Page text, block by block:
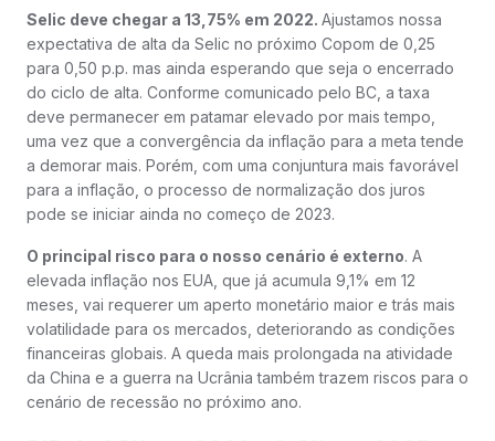
Selic deve chegar a 13,75% em 2022. Ajustamos nossa
expectativa de alta da Selic no próximo Copom de 0,25
para 0,50 p.p. mas ainda esperando que seja o encerrado
do ciclo de alta. Conforme comunicado pelo BC, a taxa
deve permanecer em patamar elevado por mais tempo,
uma vez que a convergência da inflação para a meta tende
a demorar mais. Porém, com uma conjuntura mais favorável
para a inflação, o processo de normalização dos juros
pode se iniciar ainda no começo de 2023.
O principal risco para o nosso cenário é externo. A
elevada inflação nos EUA, que já acumula 9,1% em 12
meses, vai requerer um aperto monetário maior e trás mais
volatilidade para os mercados, deteriorando as condições
financeiras globais. A queda mais prolongada na atividade
da China e a guerra na Ucrânia também trazem riscos para o
cenário de recessão no próximo ano.